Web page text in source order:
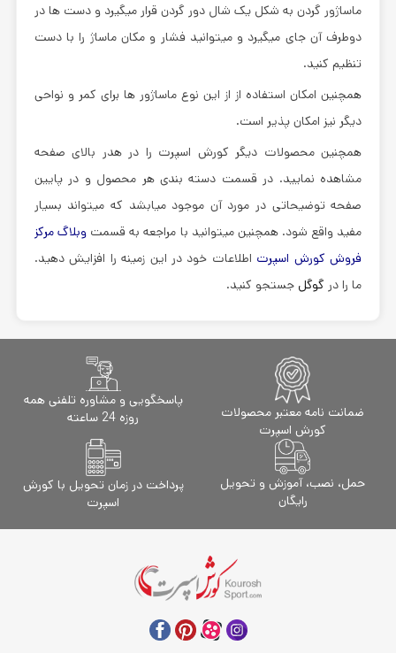
ماساژور گردن به شکل یک شال دور گردن قرار میگیرد و دست ها در
دوطرف آن جای میگیرد و میتوانید فشار و مکان ماساژ را با دست
تنظیم کنید.
همچنین امکان استفاده از از این نوع ماساژور ها برای کمر و نواحی
دیگر نیز امکان پذیر است.
همچنین محصولات دیگر کورش اسپرت را در هدر بالای صفحه
مشاهده نمایید. در قسمت دسته بندی هر محصول و در پایین
صفحه توضیحاتی در مورد آن موجود میابشد که میتواند بسیار
مفید واقع شود. همچنین میتوانید با مراجعه به قسمت وبلاگ مرکز
فروش کورش اسپرت اطلاعات خود در این زمینه را افزایش دهید.
ما را در گوگل جستجو کنید.
ضمانت نامه معتبر محصولات
کورش اسپرت
پاسخگویی و مشاوره تلفنی همه
روزه 24 ساعته
حمل، نصب، آموزش و تحویل
رایگان
پرداخت در زمان تحویل با کورش
اسپرت